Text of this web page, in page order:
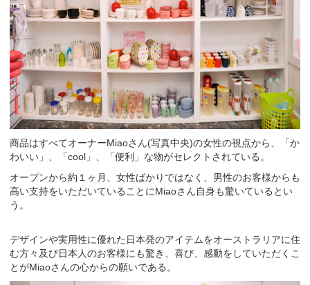
商品はすべてオーナーMiaoさん(写真中央)の女性の視点から、「か
わいい」、「cool」、「便利」な物がセレクトされている。
オープンから約１ヶ月、女性ばかりではなく、男性のお客様からも
高い支持をいただいていることにMiaoさん自身も驚いているとい
う。
デザインや実用性に優れた日本発のアイテムをオーストラリアに住
む方々及び日本人のお客様にも驚き、喜び、感動をしていただくこ
とがMiaoさんの心からの願いである。